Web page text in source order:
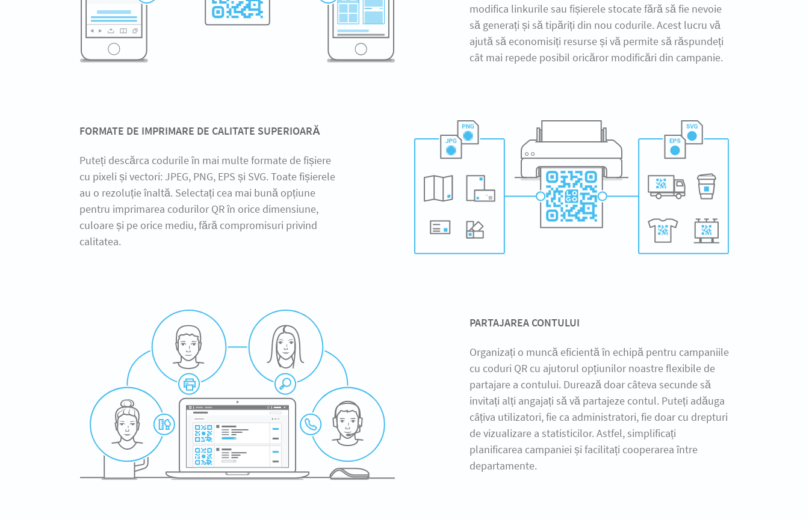
modifica linkurile sau fișierele stocate fără să fie nevoie
să generați și să tipăriți din nou codurile. Acest lucru vă
ajută să economisiți resurse și vă permite să răspundeți
cât mai repede posibil oricăror modificări din campanie.
FORMATE DE IMPRIMARE DE CALITATE SUPERIOARĂ
Puteți descărca codurile în mai multe formate de fișiere
cu pixeli și vectori: JPEG, PNG, EPS și SVG. Toate fișierele
au o rezoluție înaltă. Selectați cea mai bună opțiune
pentru imprimarea codurilor QR în orice dimensiune,
culoare și pe orice mediu, fără compromisuri privind
calitatea.
PARTAJAREA CONTULUI
Organizați o muncă eficientă în echipă pentru campaniile
cu coduri QR cu ajutorul opțiunilor noastre flexibile de
partajare a contului. Durează doar câteva secunde să
invitați alți angajați să vă partajeze contul. Puteți adăuga
câțiva utilizatori, fie ca administratori, fie doar cu drepturi
de vizualizare a statisticilor. Astfel, simplificați
planificarea campaniei și facilitați cooperarea între
departamente.